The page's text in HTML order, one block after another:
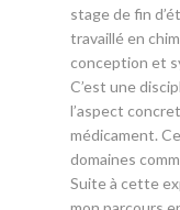
stage de fin
travaillé en
conception et
C’est une
l’aspect
médicament.
domaines
Suite à cette